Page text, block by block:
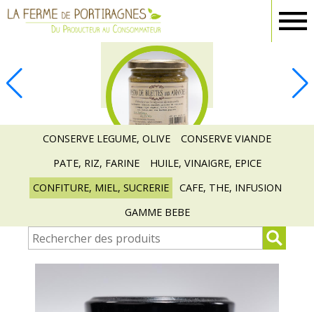
Portiragnes
EPICERIE
CONSERVE LEGUME, OLIVE
CONSERVE VIANDE
PATE, RIZ, FARINE
HUILE, VINAIGRE, EPICE
CONFITURE, MIEL, SUCRERIE
CAFE, THE, INFUSION
GAMME BEBE